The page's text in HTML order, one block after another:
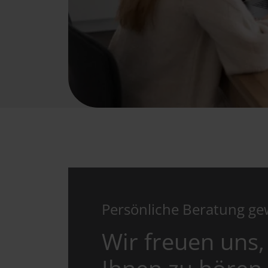
Persönliche Beratung
Wir freuen